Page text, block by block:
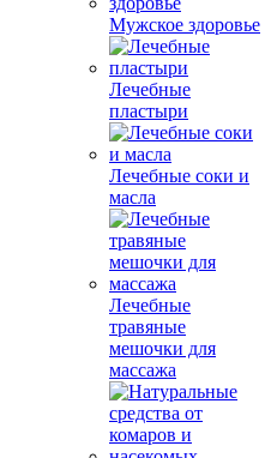
Мужское здоровье
Лечебные
пластыри
Лечебные соки и
масла
Лечебные
травяные
мешочки для
массажа